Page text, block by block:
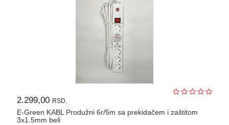
2.299,00 RSD.
E-Green KABL Produžni 6r/5m sa prekidačem i zaštitom
3x1.5mm beli